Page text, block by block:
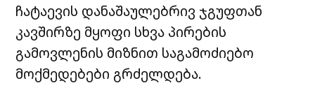
ჩატაევის დანაშაულებრივ ჯგუფთან
კავშირზე მყოფი სხვა პირების
გამოვლენის მიზნით საგამოძიებო
მოქმედებები გრძელდება.